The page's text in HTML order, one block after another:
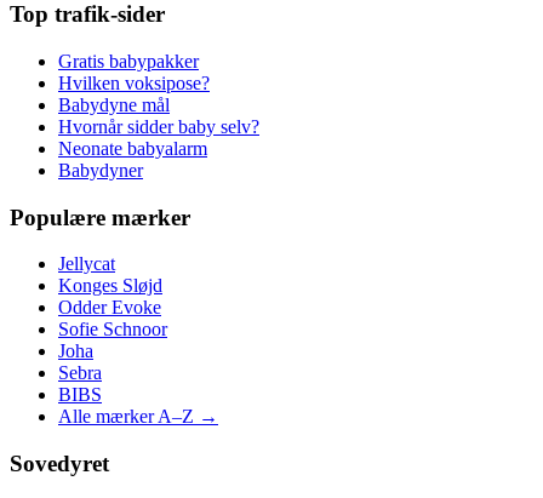
Top trafik-sider
Gratis babypakker
Hvilken voksipose?
Babydyne mål
Hvornår sidder baby selv?
Neonate babyalarm
Babydyner
Populære mærker
Jellycat
Konges Sløjd
Odder Evoke
Sofie Schnoor
Joha
Sebra
BIBS
Alle mærker A–Z →
Sovedyret